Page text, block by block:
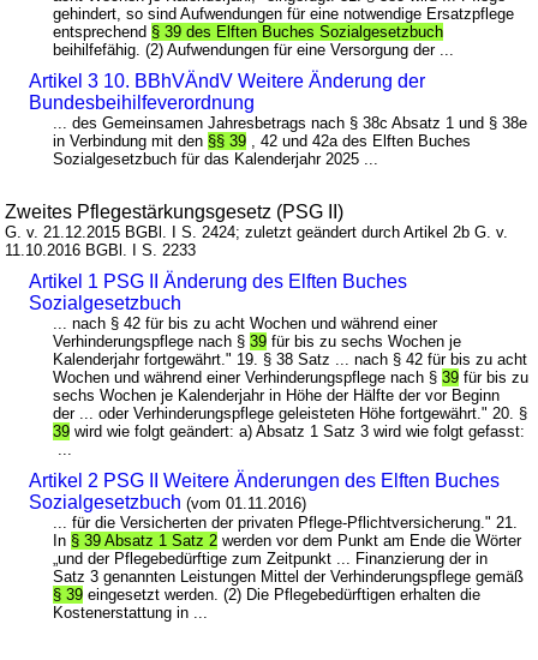
gehindert, so sind Aufwendungen für eine notwendige Ersatzpflege
entsprechend § 39 des Elften Buches Sozialgesetzbuch
beihilfefähig. (2) Aufwendungen für eine Versorgung der ...
Artikel 3 10. BBhVÄndV Weitere Änderung der
Bundesbeihilfeverordnung
... des Gemeinsamen Jahresbetrags nach § 38c Absatz 1 und § 38e
in Verbindung mit den §§ 39 , 42 und 42a des Elften Buches
Sozialgesetzbuch für das Kalenderjahr 2025 ...
Zweites Pflegestärkungsgesetz (PSG II)
G. v. 21.12.2015 BGBl. I S. 2424; zuletzt geändert durch Artikel 2b G. v.
11.10.2016 BGBl. I S. 2233
Artikel 1 PSG II Änderung des Elften Buches
Sozialgesetzbuch
... nach § 42 für bis zu acht Wochen und während einer
Verhinderungspflege nach §39 für bis zu sechs Wochen je
Kalenderjahr fortgewährt." 19. § 38 Satz ... nach § 42 für bis zu acht
Wochen und während einer Verhinderungspflege nach §39 für bis zu
sechs Wochen je Kalenderjahr in Höhe der Hälfte der vor Beginn
der ... oder Verhinderungspflege geleisteten Höhe fortgewährt." 20. §
39 wird wie folgt geändert: a) Absatz 1 Satz 3 wird wie folgt gefasst:
Artikel 2 PSG II Weitere Änderungen des Elften Buches
Sozialgesetzbuch (vom 01.11.2016)
... für die Versicherten der privaten Pflege-Pflichtversicherung." 21.
In § 39 Absatz 1 Satz 2 werden vor dem Punkt am Ende die Wörter
„und der Pflegebedürftige zum Zeitpunkt ... Finanzierung der in
Satz 3 genannten Leistungen Mittel der Verhinderungspflege gemäß
§ 39 eingesetzt werden. (2) Die Pflegebedürftigen erhalten die
Kostenerstattung in ...